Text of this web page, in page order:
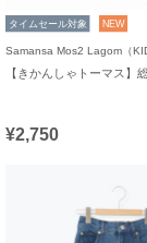
タイムセール対象 NEW
Samansa Mos2 Lagom（
【きかんしゃトーマス】
¥2,750